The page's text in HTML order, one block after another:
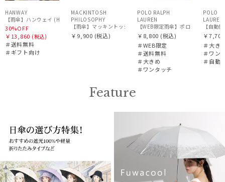
HANWAY
【雨傘】ハンウェイ (HANWAY) 日本製
30%OFF
￥13,860 (税込)
＃送料無料
＃ギフト向け
MACKINTOSH
PHILOSOPHY
【雨傘】マッキントッシュ フィロソフィー (MACKINTOSH
￥9,900 (税込)
POLO RALPH
LAUREN
【WEB限定雨傘】ポロ ラルフ ロー
￥8,800 (税込)
＃WEB限定
＃送料無料
＃大きめ
＃ワンタッチ
POLO
LAUREN
【自動
￥7,700
＃大き
＃ワン
＃自動
Feature